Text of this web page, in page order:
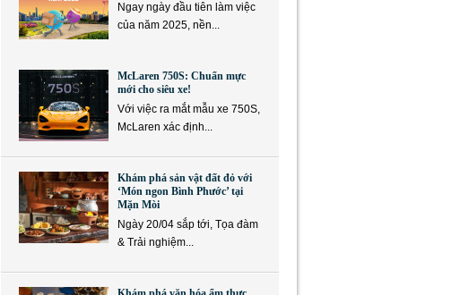
Ngay ngày đầu tiên làm việc
của năm 2025, nền...
McLaren 750S: Chuẩn mực
mới cho siêu xe!
Với việc ra mắt mẫu xe 750S,
McLaren xác định...
Khám phá sản vật đất đỏ với
‘Món ngon Bình Phước’ tại
Mặn Mòi
Ngày 20/04 sắp tới, Tọa đàm
& Trải nghiệm...